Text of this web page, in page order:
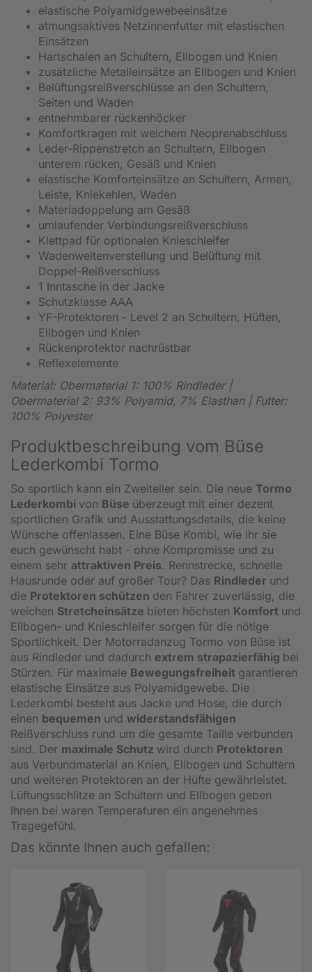
elastische Polyamidgewebeeinsätze
atmungsaktives Netzinnenfutter mit elastischen
Einsätzen
Hartschalen an Schultern, Ellbogen und Knien
zusätzliche Metalleinsätze an Ellbogen und Knien
Belüftungsreißverschlüsse an den Schultern,
Seiten und Waden
entnehmbarer rückenhöcker
Komfortkragen mit weichem Neoprenabschluss
Leder-Rippenstretch an Schultern, Ellbogen
unterem rücken, Gesäß und Knien
elastische Komforteinsätze an Schultern, Armen,
Leiste, Kniekehlen, Waden
Materiadoppelung am Gesäß
umlaufender Verbindungsreißverschluss
Klettpad für optionalen Knieschleifer
Wadenweitenverstellung und Belüftung mit
Doppel-Reißverschluss
1 Inntasche in der Jacke
Schutzklasse AAA
YF-Protektoren - Level 2 an Schultern, Hüften,
Ellbogen und Knien
Rückenprotektor nachrüstbar
Reflexelemente
Material: Obermaterial 1: 100% Rindleder |
Obermaterial 2: 93% Polyamid, 7% Elasthan | Futter:
100% Polyester
Produktbeschreibung vom Büse
Lederkombi Tormo
So sportlich kann ein Zweiteiler sein. Die neue Tormo
Lederkombi von Büse überzeugt mit einer dezent
sportlichen Grafik und Ausstattungsdetails, die keine
Wünsche offenlassen. Eine Büse Kombi, wie ihr sie
euch gewünscht habt - ohne Kompromisse und zu
einem sehr attraktiven Preis. Rennstrecke, schnelle
Hausrunde oder auf großer Tour? Das Rindleder und
die Protektoren schützen den Fahrer zuverlässig, die
weichen Stretcheinsätze bieten höchsten Komfort und
Ellbogen- und Knieschleifer sorgen für die nötige
Sportlichkeit. Der Motorradanzug Tormo von Büse ist
aus Rindleder und dadurch extrem strapazierfähig bei
Stürzen. Für maximale Bewegungsfreiheit garantieren
elastische Einsätze aus Polyamidgewebe. Die
Lederkombi besteht aus Jacke und Hose, die durch
einen bequemen und widerstandsfähigen
Reißverschluss rund um die gesamte Taille verbunden
sind. Der maximale Schutz wird durch Protektoren
aus Verbundmaterial an Knien, Ellbogen und Schultern
und weiteren Protektoren an der Hüfte gewährleistet.
Lüftungsschlitze an Schultern und Ellbogen geben
Ihnen bei waren Temperaturen ein angenehmes
Tragegefühl.
Das könnte Ihnen auch gefallen: